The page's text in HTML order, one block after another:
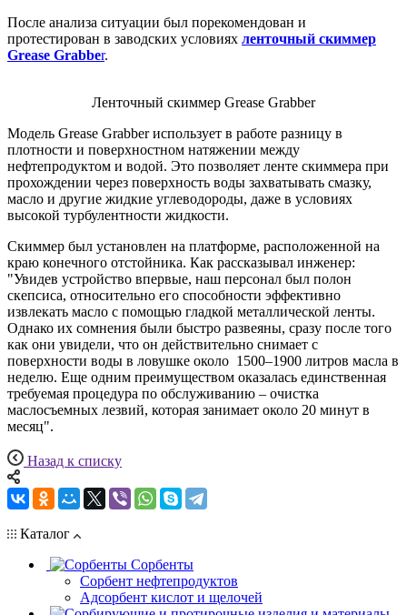
После анализа ситуации был порекомендован и
протестирован в заводских условиях ленточный скиммер
Grease Grabber.
Ленточный скиммер Grease Grabber
Модель Grease Grabber использует в работе разницу в
плотности и поверхностном натяжении между
нефтепродуктом и водой. Это позволяет ленте скиммера при
прохождении через поверхность воды захватывать смазку,
масло и другие жидкие углеводороды, даже в условиях
высокой турбулентности жидкости.
Скиммер был установлен на платформе, расположенной на
краю конечного отстойника. Как рассказывал инженер:
"Увидев устройство впервые, наш персонал был полон
скепсиса, относительно его способности эффективно
извлекать масло с помощью гладкой металлической ленты.
Однако их сомнения были быстро развеяны, сразу после того
как они увидели, что он действительно снимает с
поверхности воды в ловушке около 1500–1900 литров масла в
неделю. Еще одним преимуществом оказалась единственная
требуемая процедура по обслуживанию – очистка
маслосъемных лезвий, которая занимает около 20 минут в
месяц".
Назад к списку
Каталог
Сорбенты
Сорбент нефтепродуктов
Адсорбент кислот и щелочей